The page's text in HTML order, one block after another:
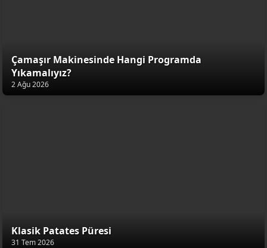
Çamaşır Makinesinde Hangi Programda
Yıkamalıyız?
2 Ağu 2026
Klasik Patates Püresi
31 Tem 2026